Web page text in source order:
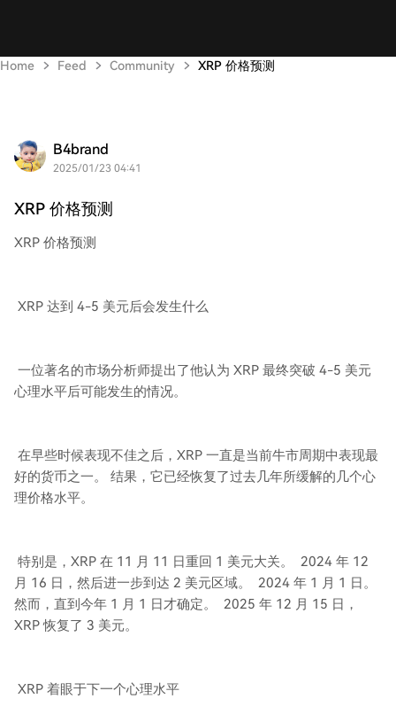
Home Feed Community XRP 价格预测
B4brand
2025/01/23 04:41
XRP 价格预测
XRP 价格预测
XRP 达到 4-5 美元后会发生什么
一位著名的市场分析师提出了他认为 XRP 最终突破 4-5 美元
心理水平后可能发生的情况。
在早些时候表现不佳之后，XRP 一直是当前牛市周期中表现最
好的货币之一。 结果，它已经恢复了过去几年所缓解的几个心
理价格水平。
特别是，XRP 在 11 月 11 日重回 1 美元大关。 2024 年 12
月 16 日，然后进一步到达 2 美元区域。 2024 年 1 月 1 日。
然而，直到今年 1 月 1 日才确定。 2025 年 12 月 15 日，
XRP 恢复了 3 美元。
XRP 着眼于下一个心理水平